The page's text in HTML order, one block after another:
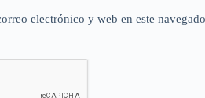
electrónico y web en este